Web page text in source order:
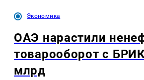
Экономика
ОАЭ нарастили
товарооборот с
млрд